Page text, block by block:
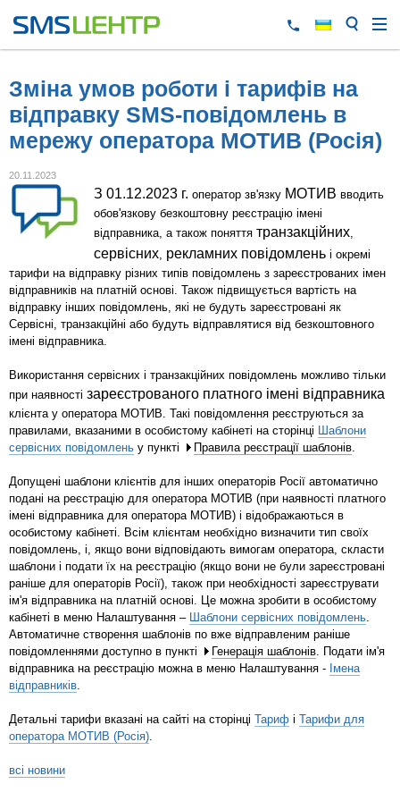
Зміна умов роботи і тарифів на
відправку SMS-повідомлень в
мережу оператора МОТИВ (Росія)
20.11.2023
З 01.12.2023 г. оператор зв'язку МОТИВ вводить
обов'язкову безкоштовну реєстрацію імені
відправника, а також поняття транзакційних,
сервісних, рекламних повідомлень і окремі
тарифи на відправку різних типів повідомлень з зареєстрованих імен
відправників на платній основі. Також підвищується вартість на
відправку інших повідомлень, які не будуть зареєстровані як
Сервісні, транзакційні або будуть відправлятися від безкоштовного
імені відправника.
Використання сервісних і транзакційних повідомлень можливо тільки
при наявності зареєстрованого платного імені відправника
клієнта у оператора МОТИВ. Такі повідомлення реєструються за
правилами, вказаними в особистому кабінеті на сторінці Шаблони
сервісних повідомлень у пункті Правила реєстрації шаблонів.
Допущені шаблони клієнтів для інших операторів Росії автоматично
подані на реєстрацію для оператора МОТИВ (при наявності платного
імені відправника для оператора МОТИВ) і відображаються в
особистому кабінеті. Всім клієнтам необхідно визначити тип своїх
повідомлень, і, якщо вони відповідають вимогам оператора, скласти
шаблони і подати їх на реєстрацію (якщо вони не були зареєстровані
раніше для операторів Росії), також при необхідності зареєструвати
ім'я відправника на платній основі. Це можна зробити в особистому
кабінеті в меню Налаштування – Шаблони сервісних повідомлень.
Автоматичне створення шаблонів по вже відправленим раніше
повідомленнями доступно в пункті
Генерація шаблонів. Подати ім'я
відправника на реєстрацію можна в меню Налаштування - Імена
відправників.
Детальні тарифи вказані на сайті на сторінці Тариф і Тарифи для
оператора МОТИВ (Росія).
всі новини